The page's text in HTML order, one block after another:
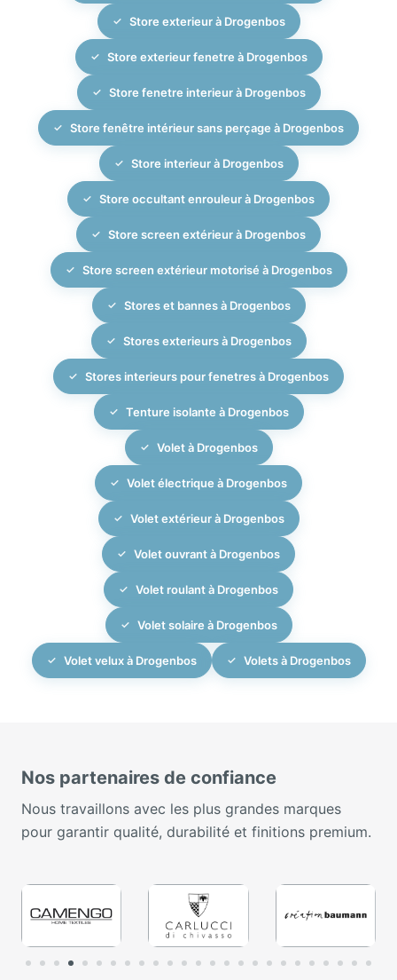
Store exterieur à Drogenbos
Store exterieur fenetre à Drogenbos
Store fenetre interieur à Drogenbos
Store fenêtre intérieur sans perçage à Drogenbos
Store interieur à Drogenbos
Store occultant enrouleur à Drogenbos
Store screen extérieur à Drogenbos
Store screen extérieur motorisé à Drogenbos
Stores et bannes à Drogenbos
Stores exterieurs à Drogenbos
Stores interieurs pour fenetres à Drogenbos
Tenture isolante à Drogenbos
Volet à Drogenbos
Volet électrique à Drogenbos
Volet extérieur à Drogenbos
Volet ouvrant à Drogenbos
Volet roulant à Drogenbos
Volet solaire à Drogenbos
Volet velux à Drogenbos Volets à Drogenbos
Nos partenaires de confiance
Nous travaillons avec les plus grandes marques
pour garantir qualité, durabilité et finitions premium.